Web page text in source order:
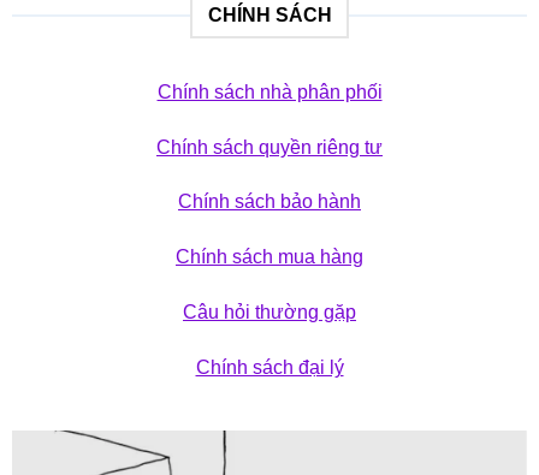
CHÍNH SÁCH
Chính sách nhà phân phối
Chính sách quyền riêng tư
Chính sách bảo hành
Chính sách mua hàng
Câu hỏi thường gặp
Chính sách đại lý